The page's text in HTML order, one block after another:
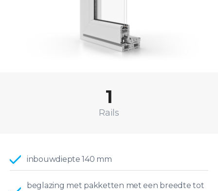
1
Rails
inbouwdiepte 140 mm
beglazing met pakketten met een breedte tot